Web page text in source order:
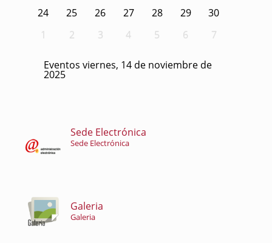
24
25 26 27 28 29
30
1
2 3 4 5 6 7
Eventos viernes, 14 de noviembre de
2025
Sede Electrónica
Sede Electrónica
Galeria
Galeria